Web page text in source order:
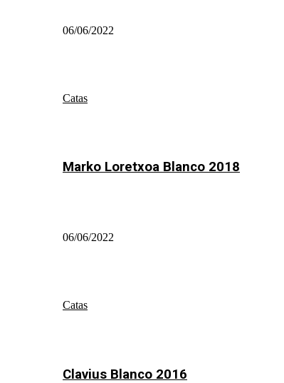
06/06/2022
Catas
Marko Loretxoa Blanco 2018
06/06/2022
Catas
Clavius Blanco 2016